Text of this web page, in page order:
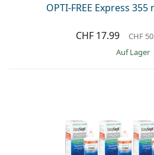
OPTI-FREE Express
CHF 17.99 CHF
auf Lager